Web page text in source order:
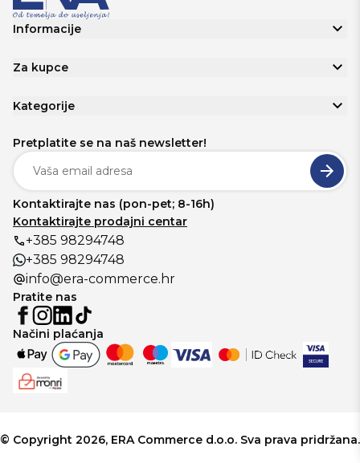
Informacije
Za kupce
Kategorije
Pretplatite se na naš newsletter!
Kontaktirajte nas (pon-pet; 8-16h)
Kontaktirajte prodajni centar
+385 98294748
+385 98294748
info@era-commerce.hr
Pratite nas
Načini plaćanja
© Copyright 2026, ERA Commerce d.o.o. Sva prava pridržana.